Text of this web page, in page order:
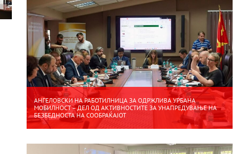
АНГЕЛОВСКИ НА РАБОТИЛНИЦА ЗА ОДРЖЛИВА УРБАНА
МОБИЛНОСТ – ДЕЛ ОД АКТИВНОСТИТЕ ЗА УНАПРЕДУВАЊЕ НА
БЕЗБЕДНОСТА НА СООБРАЌАЈОТ